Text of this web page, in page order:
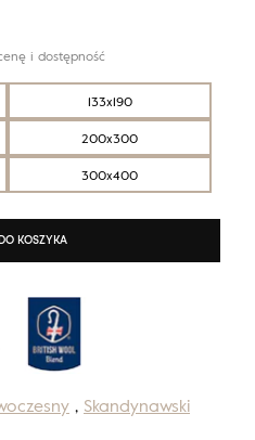
, Skandynawski
133x190
200x300
300x400
i dostępność
KOSZYKA